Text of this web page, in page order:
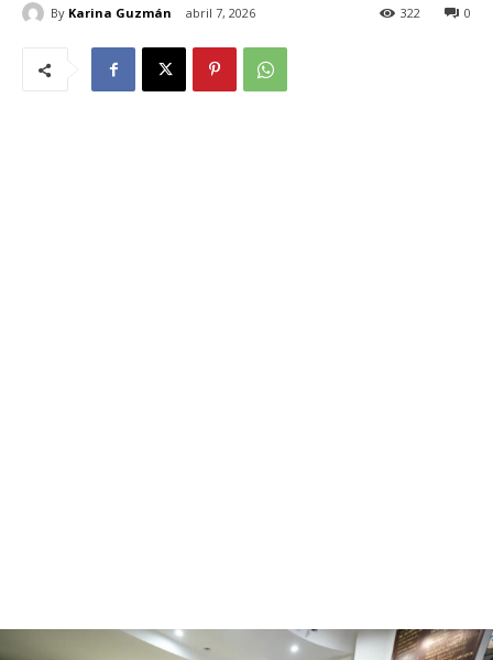
By Karina Guzmán abril 7, 2026 0
322